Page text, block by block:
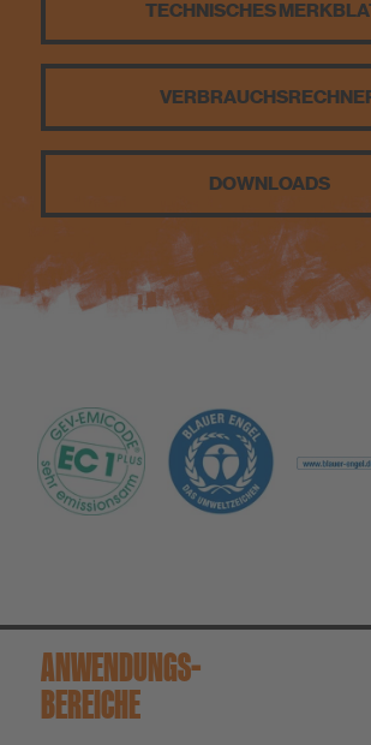
Nachhaltigkeit
TECHNISCHES
DOWNLOADS
ANWENDUNGS­
BEREICHE